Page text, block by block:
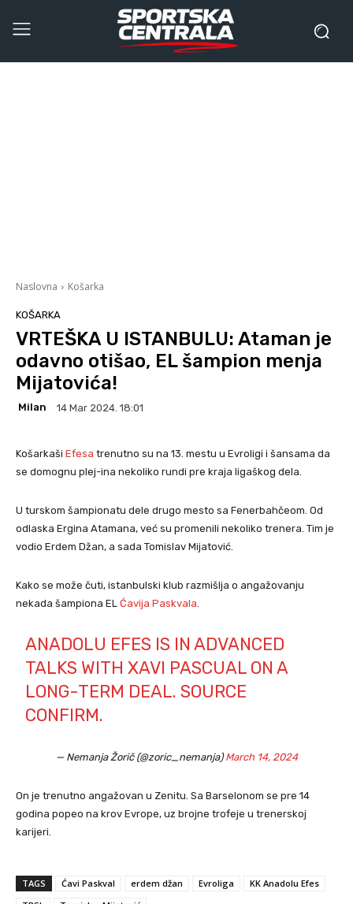
Naslovna Košarka
KOŠARKA
VRTEŠKA U ISTANBULU: Ataman je
odavno otišao, EL šampion menja
Mijatovića!
Milan 14 Mar 2024. 18:01
Košarkaši Efesa trenutno su na 13. mestu u Evroligi i šansama da
se domognu plej-ina nekoliko rundi pre kraja ligaškog dela.
U turskom šampionatu dele drugo mesto sa Fenerbahčeom. Od
odlaska Ergina Atamana, već su promenili nekoliko trenera. Tim je
vodio Erdem Džan, a sada Tomislav Mijatović.
Kako se može čuti, istanbulski klub razmišlja o angažovanju
nekada šampiona EL Ćavija Paskvala
ANADOLU EFES IS IN ADVANCED
TALKS WITH XAVI PASCUAL ON A
LONG-TERM DEAL. SOURCE
CONFIRM.
— Nemanja Žorič (@zoric_nemanja)March 14, 2024
On je trenutno angažovan u Zenitu. Sa Barselonom se pre 14
godina popeo na krov Evrope, uz brojne trofeje u trenerskoj
karijeri.
TAGS Ćavi Paskval erdem džan Evroliga
KK Anadolu Efes